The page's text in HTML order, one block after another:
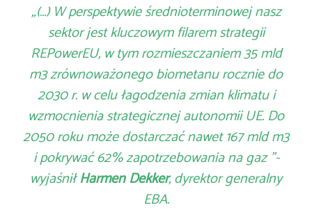
„(…) W perspektywie średnioterminowej nasz
sektor jest kluczowym filarem strategii
REPowerEU, w tym rozmieszczaniem 35 mld
m3 zrównoważonego biometanu rocznie do
2030 r. w celu łagodzenia zmian klimatu i
wzmocnienia strategicznej autonomii UE. Do
2050 roku może dostarczać nawet 167 mld m3
i pokrywać 62% zapotrzebowania na gaz ”-
wyjaśniłHarmen Dekker, dyrektor generalny
EBA.